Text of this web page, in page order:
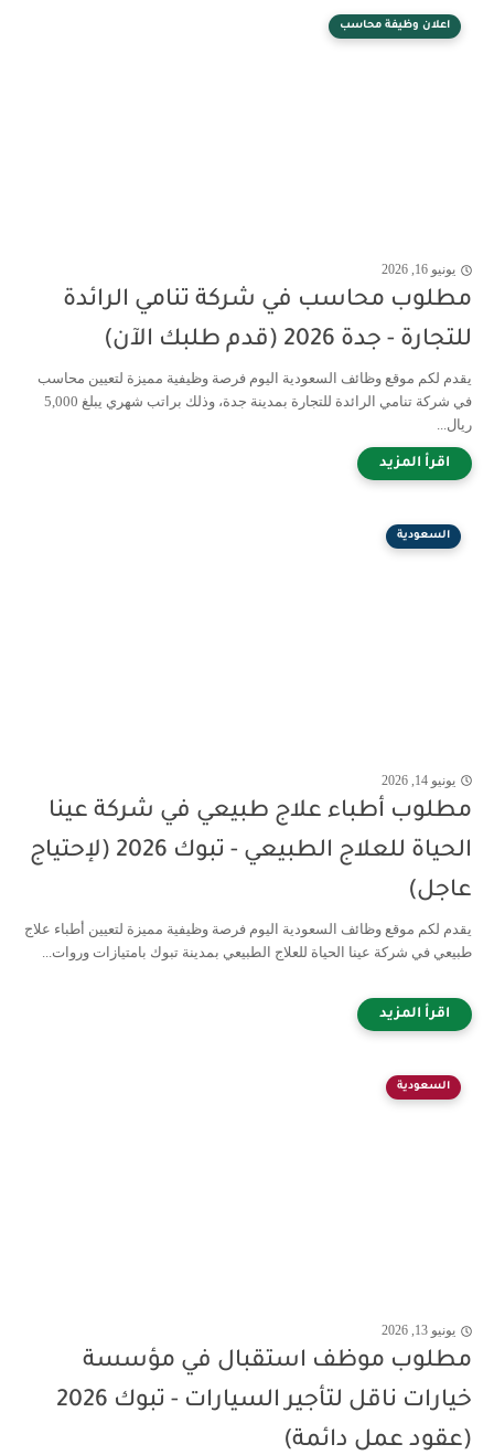
اعلان وظيفة محاسب
يونيو 16, 2026
مطلوب محاسب في شركة تنامي الرائدة
للتجارة - جدة 2026 (قدم طلبك الآن)
يقدم لكم موقع وظائف السعودية اليوم فرصة وظيفية مميزة لتعيين محاسب
في شركة تنامي الرائدة للتجارة بمدينة جدة، وذلك براتب شهري يبلغ 5,000
ريال...
السعودية
يونيو 14, 2026
مطلوب أطباء علاج طبيعي في شركة عينا
الحياة للعلاج الطبيعي - تبوك 2026 (لإحتياج
عاجل)
يقدم لكم موقع وظائف السعودية اليوم فرصة وظيفية مميزة لتعيين أطباء علاج
طبيعي في شركة عينا الحياة للعلاج الطبيعي بمدينة تبوك بامتيازات وروات...
السعودية
يونيو 13, 2026
مطلوب موظف استقبال في مؤسسة
خيارات ناقل لتأجير السيارات - تبوك 2026
(عقود عمل دائمة)